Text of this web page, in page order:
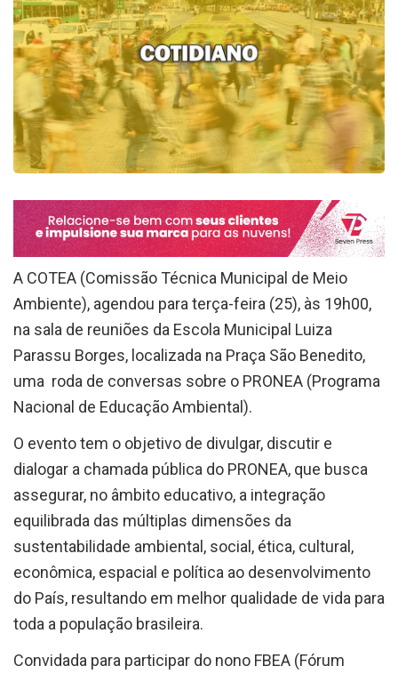
A COTEA (Comissão Técnica Municipal de Meio
Ambiente), agendou para terça-feira (25), às 19h00,
na sala de reuniões da Escola Municipal Luiza
Parassu Borges, localizada na Praça São Benedito,
uma roda de conversas sobre o PRONEA (Programa
Nacional de Educação Ambiental).
O evento tem o objetivo de divulgar, discutir e
dialogar a chamada pública do PRONEA, que busca
assegurar, no âmbito educativo, a integração
equilibrada das múltiplas dimensões da
sustentabilidade ambiental, social, ética, cultural,
econômica, espacial e política ao desenvolvimento
do País, resultando em melhor qualidade de vida para
toda a população brasileira.
Convidada para participar do nono FBEA (Fórum